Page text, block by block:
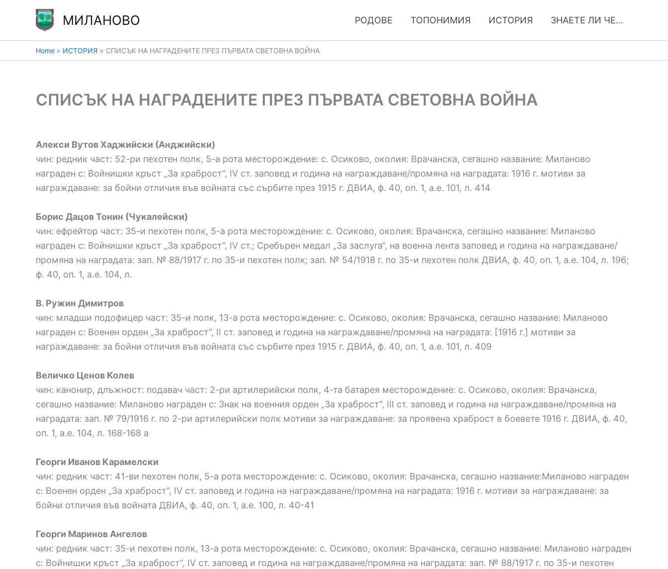
МИЛАНОВО РОДОВЕ ТОПОНИМИЯ ИСТОРИЯ ЗНАЕТЕ ЛИ ЧЕ…
Home ИСТОРИЯ СПИСЪК НА НАГРАДЕНИТЕ ПРЕЗ ПЪРВАТА СВЕТОВНА ВОЙНА
СПИСЪК НА НАГРАДЕНИТЕ ПРЕЗ ПЪРВАТА СВЕТОВНА ВОЙНА
Алекси Вутов Хаджийски (Анджийски)
чин: редник част: 52-ри пехотен полк, 5-а рота месторождение: с. Осиково, околия: Врачанска, сегашно название: Миланово
награден с: Войнишки кръст „За храброст“, IV ст. заповед и година на награждаване/промяна на наградата: 1916 г. мотиви за
награждаване: за бойни отличия във войната със сърбите през 1915 г. ДВИА, ф. 40, оп. 1, а.е. 101, л. 414
Борис Дацов Тонин (Чукалейски)
чин: ефрейтор част: 35-и пехотен полк, 5-а рота месторождение: с. Осиково, околия: Врачанска, сегашно название: Миланово
награден с: Войнишки кръст „За храброст“, IV ст.; Сребърен медал „За заслуга“, на военна лента заповед и година на награждаване/
промяна на наградата: зап. № 88/1917 г. по 35-и пехотен полк; зап. № 54/1918 г. по 35-и пехотен полк ДВИА, ф. 40, оп. 1, а.е. 104, л. 196;
ф. 40, оп. 1, а.е. 104, л.
В. Ружин Димитров
чин: младши подофицер част: 35-и полк, 13-а рота месторождение: с. Осиково, околия: Врачанска, сегашно название: Миланово
награден с: Военен орден „За храброст“, ІІ ст. заповед и година на награждаване/промяна на наградата: [1916 г.] мотиви за
награждаване: за бойни отличия във войната със сърбите през 1915 г. ДВИА, ф. 40, оп. 1, а.е. 101, л. 409
Величко Ценов Колев
чин: канонир, длъжност: подавач част: 2-ри артилерийски полк, 4-та батарея месторождение: с. Осиково, околия: Врачанска,
сегашно название: Миланово награден с: Знак на военния орден „За храброст“, III ст. заповед и година на награждаване/промяна на
наградата: зап. № 79/1916 г. по 2-ри артилерийски полк мотиви за награждаване: за проявена храброст в боевете 1916 г. ДВИА, ф. 40,
оп. 1, а.е. 104, л. 168-168 а
Георги Иванов Карамелски
чин: редник част: 41-ви пехотен полк, 5-а рота месторождение: с. Осиково, околия: Врачанска, сегашно название:Миланово награден
с: Военен орден „За храброст“, IV ст. заповед и година на награждаване/промяна на наградата: 1916 г. мотиви за награждаване: за
бойни отличия във войната ДВИА, ф. 40, оп. 1, а.е. 100, л. 40-41
Георги Маринов Ангелов
чин: редник част: 35-и пехотен полк, 13-а рота месторождение: с. Осиково, околия: Врачанска, сегашно название: Миланово награден
с: Войнишки кръст „За храброст“, IV ст. заповед и година на награждаване/промяна на наградата: зап. № 88/1917 г. по 35-и пехотен